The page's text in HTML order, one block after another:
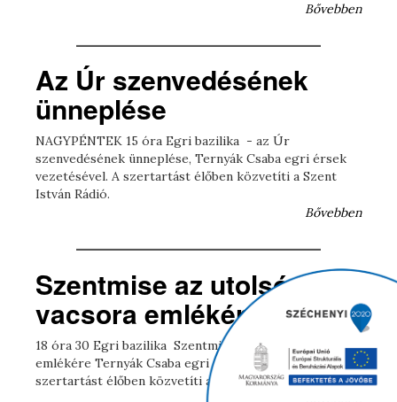
Bővebben
Az Úr szenvedésének
ünneplése
NAGYPÉNTEK 15 óra Egri bazilika - az Úr
szenvedésének ünneplése, Ternyák Csaba egri érsek
vezetésével. A szertartást élőben közvetíti a Szent
István Rádió.
Bővebben
Szentmise az utolsó
vacsora emlékére
18 óra 30 Egri bazilika Szentmise az utolsó vacsora
emlékére Ternyák Csaba egri érsek vezetésével A
szertartást élőben közvetíti a Szent István Rádió.